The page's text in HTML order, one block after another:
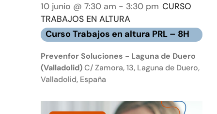
10 junio @ 7:30 am - 3:30 pm CURSO
TRABAJOS EN ALTURA
Curso Trabajos en altura PRL – 8H
Prevenfor Soluciones - Laguna de Duero
(Valladolid)C/ Zamora, 13, Laguna de Duero,
Valladolid, España